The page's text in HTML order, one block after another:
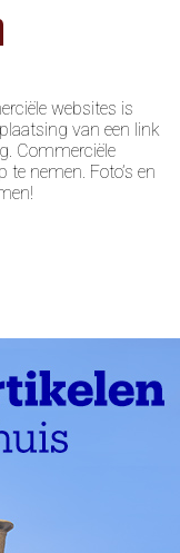
websites is
van een link
Commerciële
nemen. Foto’s en